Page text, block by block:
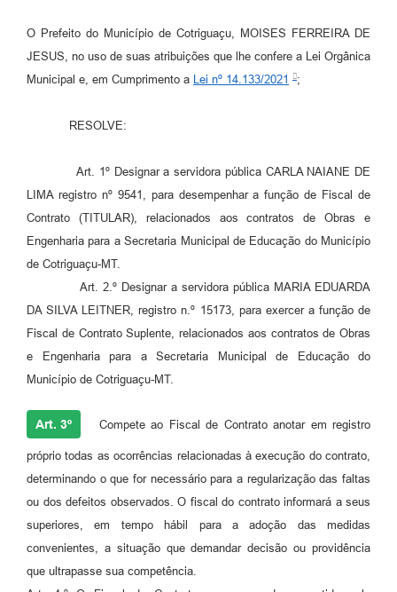
Serviços Online
Telefones Úteis
Agenda
Diário Oficial
O Prefeito do Município de Cotriguaçu, MOISES FERREIRA DE
JESUS, no uso de suas atribuições que lhe confere a Lei Orgânica
Municipal e, em Cumprimento a Lei nº 14.133/2021 ;
RESOLVE:
Art. 1º Designar a servidora pública CARLA NAIANE DE
LIMA registro nº 9541, para desempenhar a função de Fiscal de
Contrato (TITULAR), relacionados aos contratos de Obras e
Engenharia para a Secretaria Municipal de Educação do Município
de Cotriguaçu-MT.
Art. 2.º Designar a servidora pública MARIA EDUARDA
DA SILVA LEITNER, registro n.º 15173, para exercer a função de
Fiscal de Contrato Suplente, relacionados aos contratos de Obras
e Engenharia para a Secretaria Municipal de Educação do
Município de Cotriguaçu-MT.
Art. 3º Compete ao Fiscal de Contrato anotar em registro
próprio todas as ocorrências relacionadas à execução do contrato,
determinando o que for necessário para a regularização das faltas
ou dos defeitos observados. O fiscal do contrato informará a seus
superiores, em tempo hábil para a adoção das medidas
convenientes, a situação que demandar decisão ou providência
que ultrapasse sua competência.